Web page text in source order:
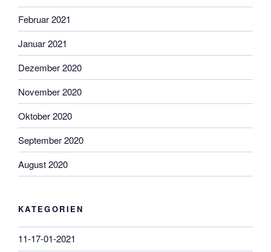
Februar 2021
Januar 2021
Dezember 2020
November 2020
Oktober 2020
September 2020
August 2020
KATEGORIEN
11-17-01-2021